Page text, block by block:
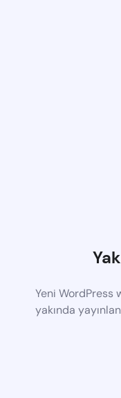
Yeni WordPress
yakında